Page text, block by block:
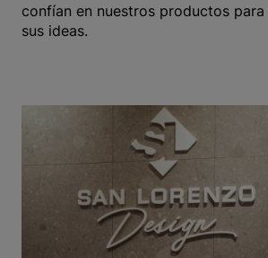
confían en nuestros productos
sus ideas.